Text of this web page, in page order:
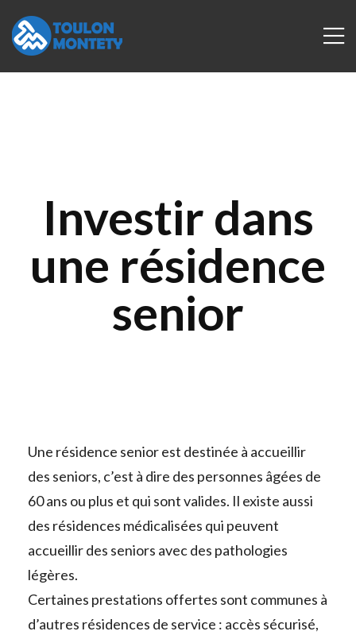
Investir dans
une résidence
senior
Une résidence senior est destinée à accueillir
des seniors, c’est à dire des personnes âgées de
60 ans ou plus et qui sont valides. Il existe aussi
des résidences médicalisées qui peuvent
accueillir des seniors avec des pathologies
légères.
Certaines prestations offertes sont communes à
d’autres résidences de service : accès sécurisé,